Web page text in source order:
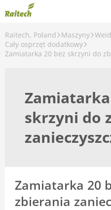
Raitech, Poland Maszyny
Cały osprzęt dodatkowy
Zamiatarka 20 bez skrzyni do
skrzyni do
Zamiatarka 20
zbierania
Maszyny
Serwis
Rolnictwo precyzyjne